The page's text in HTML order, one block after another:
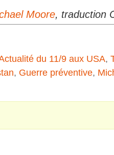
Moore, traduction
du 11/9 aux USA,
, Guerre préventive,